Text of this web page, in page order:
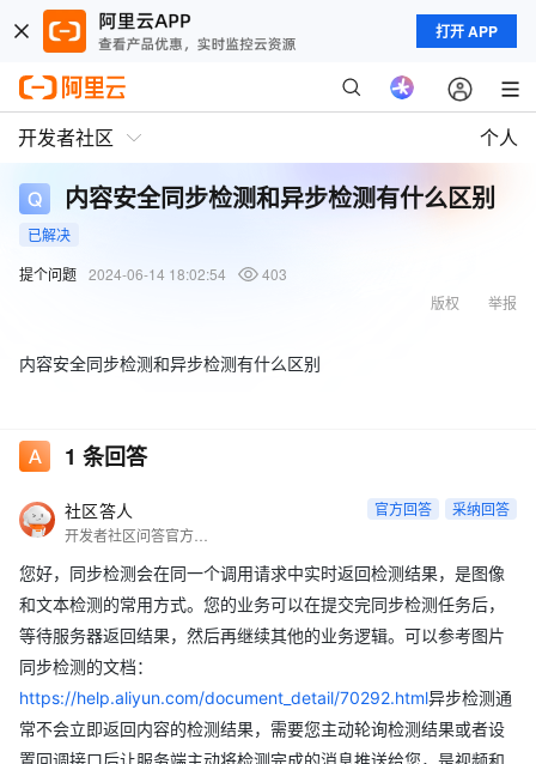
打开 APP
开发者社区 个人
内容安全同步检测和异步检测有什么区别
已解决
提个问题 2024-06-14 18:02:54
403
举报
版权
内容安全同步检测和异步检测有什么区别
1 条回答
社区答人 官方回答 采纳回答
您好，同步检测会在同一个调用请求中实时返回检测结果，是图像
和文本检测的常用方式。您的业务可以在提交完同步检测任务后，
等待服务器返回结果，然后再继续其他的业务逻辑。可以参考图片
同步检测的文档：
https://help.aliyun.com/document_detail/70292.html异步检测通
常不会立即返回内容的检测结果，需要您主动轮询检测结果或者设
置回调接口后让服务端主动将检测完成的消息推送给您，是视频和